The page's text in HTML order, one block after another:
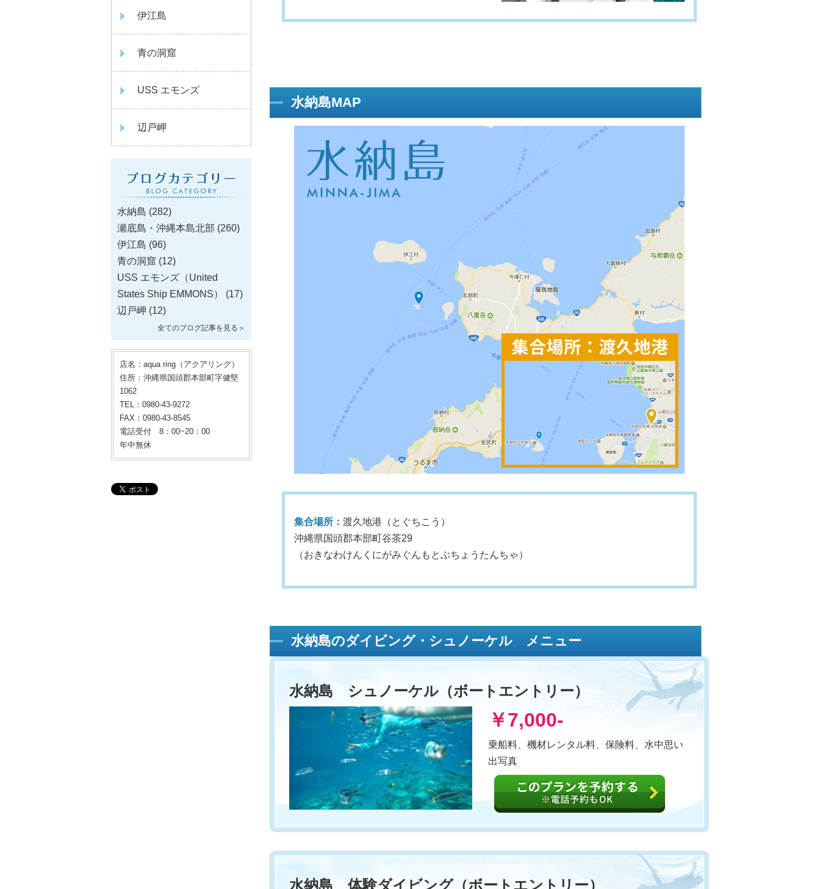
伊江島
青の洞窟
USS エモンズ
辺戸岬
水納島 (282)
瀬底島・沖縄本島北部 (260)
伊江島 (96)
青の洞窟 (12)
USS エモンズ（United
States Ship EMMONS）
(17)
辺戸岬 (12)
全てのブログ記事を見る＞
店名：aqua ring（アクアリング）
住所：沖縄県国頭郡本部町字健堅
1062
TEL：0980-43-9272
FAX：0980-43-8545
電話受付 8：00~20：00
年中無休
水納島MAP
集合場所： 渡久地港（とぐちこう）
沖縄県国頭郡本部町谷茶29
（おきなわけんくにがみぐんもとぶちょうたんちゃ）
水納島のダイビング・シュノーケル メニュー
水納島 シュノーケル（ボートエントリー）
￥7,000-
乗船料、機材レンタル料、保険料、水中思い
出写真
水納島 体験ダイビング（ボートエントリー）